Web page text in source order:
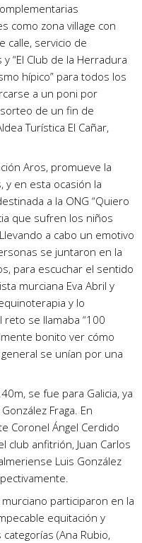
como zona village con
calle, servicio de
“El Club de la Herradura
hípico” para todos los
a un poni por
de un fin de
Turística El Cañar,
Aros, promueve la
y en esta ocasión la
a la ONG “Quiero
que sufren los niños
a cabo un emotivo
se juntaron en la
para escuchar el sentido
murciana Eva Abril y
y lo
se llamaba “100
bonito ver cómo
se unían por una
se fue para Galicia, ya
Fraga. En
Coronel Ángel Cerdido
club anfitrión, Juan Carlos
Luis González
participaron en la
equitación y
(Ana Rubio,